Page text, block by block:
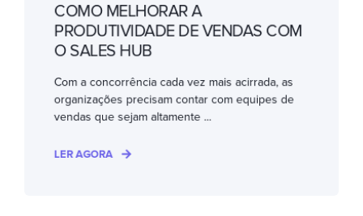
COMO MELHORAR A
PRODUTIVIDADE DE VENDAS COM
O SALES HUB
Com a concorrência cada vez mais acirrada, as
organizações precisam contar com equipes de
vendas que sejam altamente ...
LER AGORA